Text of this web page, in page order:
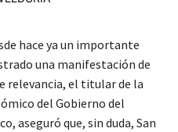
hace ya un importante
una manifestación de
relevancia, el titular de la
del Gobierno del
aseguró que, sin duda, San